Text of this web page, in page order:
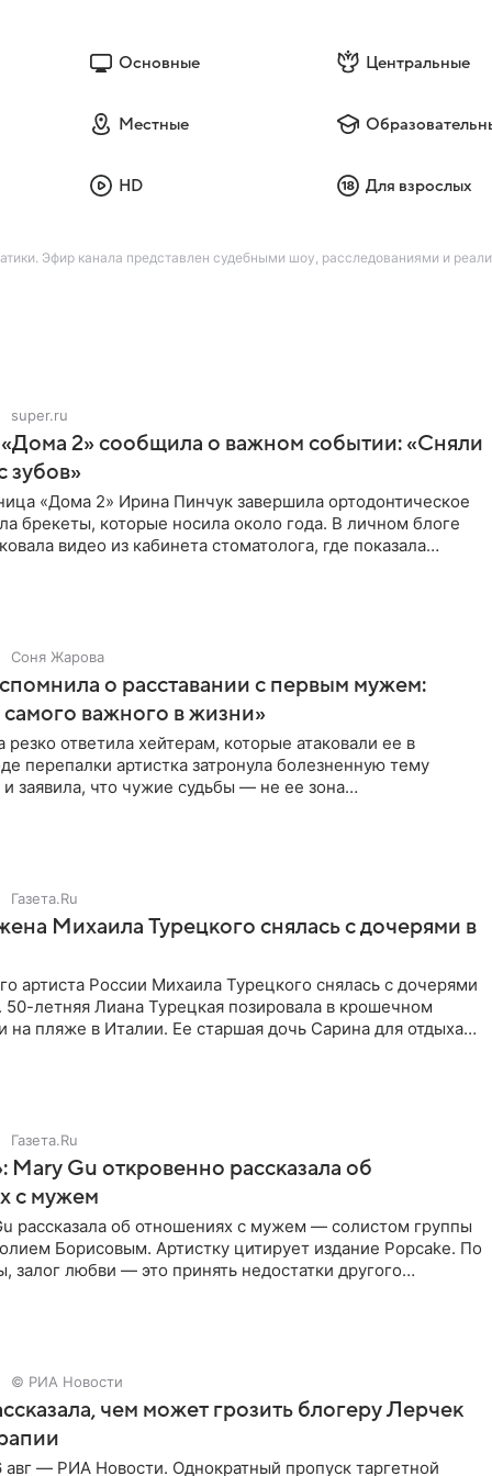
Основные Центральные
Местные
HD Для взрослых
Эфир канала представлен судебными шоу, расследованиями и
super.ru
«Дома 2» сообщила о важном событии: «Сняли
зубов»
«Дома 2» Ирина Пинчук завершила ортодонтическое
брекеты, которые носила около года. В личном блоге
видео из кабинета стоматолога, где показала
Соня Жарова
о расставании с первым мужем:
важного в жизни»
ответила хейтерам, которые атаковали ее в
перепалки артистка затронула болезненную тему
и заявила, что чужие судьбы — не ее зона
Газета.Ru
Михаила Турецкого снялась с дочерями в
артиста России Михаила Турецкого снялась с дочерями
50-летняя Лиана Турецкая позировала в крошечном
на пляже в Италии. Ее старшая дочь Сарина для отдыха
Газета.Ru
Mary Gu откровенно рассказала об
с мужем
рассказала об отношениях с мужем — солистом группы
Борисовым. Артистку цитирует издание Popcake. По
залог любви — это принять недостатки другого
© РИА Новости
чем может грозить блогеру Лерчек
— РИА Новости. Однократный пропуск таргетной